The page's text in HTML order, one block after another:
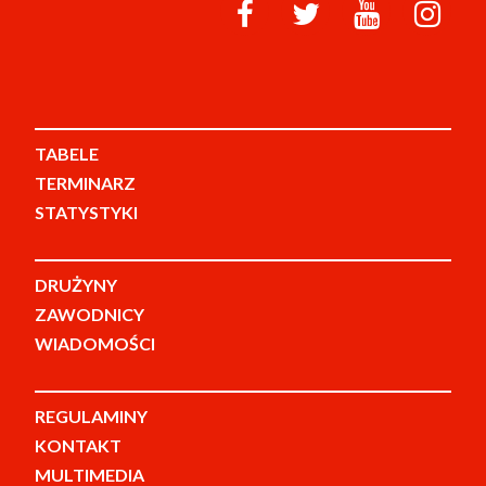
TABELE
TERMINARZ
STATYSTYKI
DRUŻYNY
ZAWODNICY
WIADOMOŚCI
REGULAMINY
KONTAKT
MULTIMEDIA